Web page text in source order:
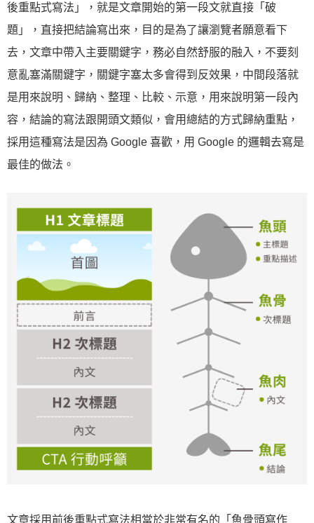
後重點式寫法」，就是文章開始的第一段文就直接「破
題」，直接把結論寫出來，目的是為了讓瀏覽者願意看下
去，文章中帶入主要關鍵字，務必自然舒服的融入，不要刻
意亂塞滿關鍵字，關鍵字塞太多會得到反效果，中間段落就
是用來說明、歸納、整理、比較、示意，用來說明第一段內
容，結論的寫法跟開頭文類似，會用總結的方式歸納重點，
採用這種寫法是因為 Google 喜歡，用 Google 的邏輯去寫是
最佳的做法。
文章採用前後重點式寫法相當於非常有名的「魚骨頭寫作